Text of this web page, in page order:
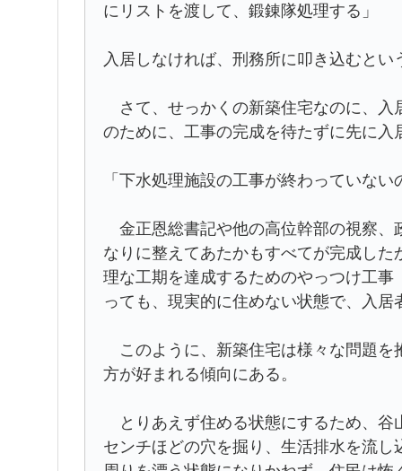
にリストを渡して、鍛錬隊処理する」
入居しなければ、刑務所に叩き込むとい
さて、せっかくの新築住宅なのに、入
のために、工事の完成を待たずに先に入
「下水処理施設の工事が終わっていな
金正恩総書記や他の高位幹部の視察、
なりに整えてあたかもすべてが完成し
理な工期を達成するためのやっつけ工
っても、現実的に住めない状態で、入
このように、新築住宅は様々な問題を
方が好まれる傾向にある。
とりあえず住める状態にするため、谷
センチほどの穴を掘り、生活排水を流